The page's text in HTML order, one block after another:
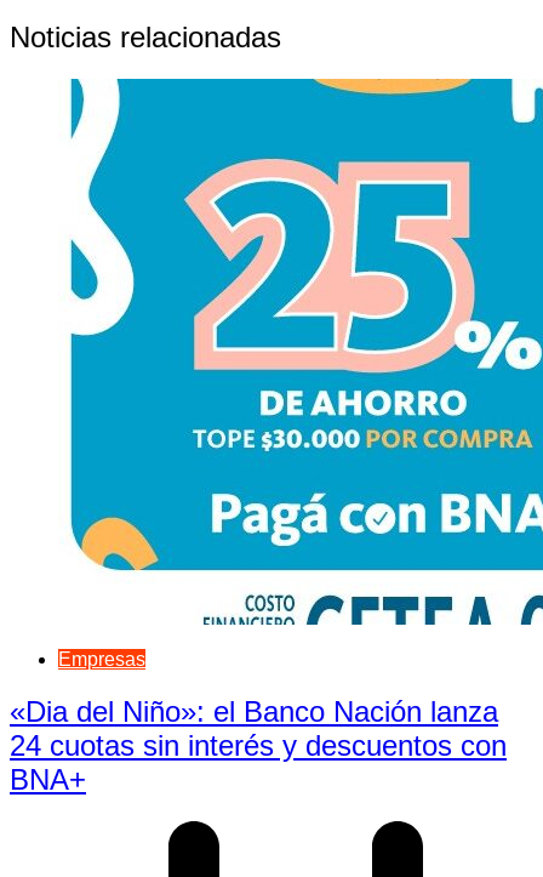
Noticias relacionadas
Empresas
«Dia del Niño»: el Banco Nación lanza
24 cuotas sin interés y descuentos con
BNA+